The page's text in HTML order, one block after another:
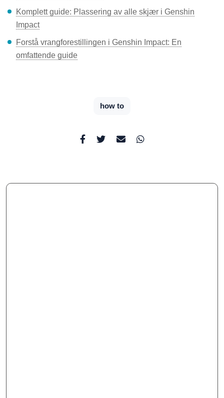
Komplett guide: Plassering av alle skjær i Genshin
Impact
Forstå vrangforestillingen i Genshin Impact: En
omfattende guide
how to